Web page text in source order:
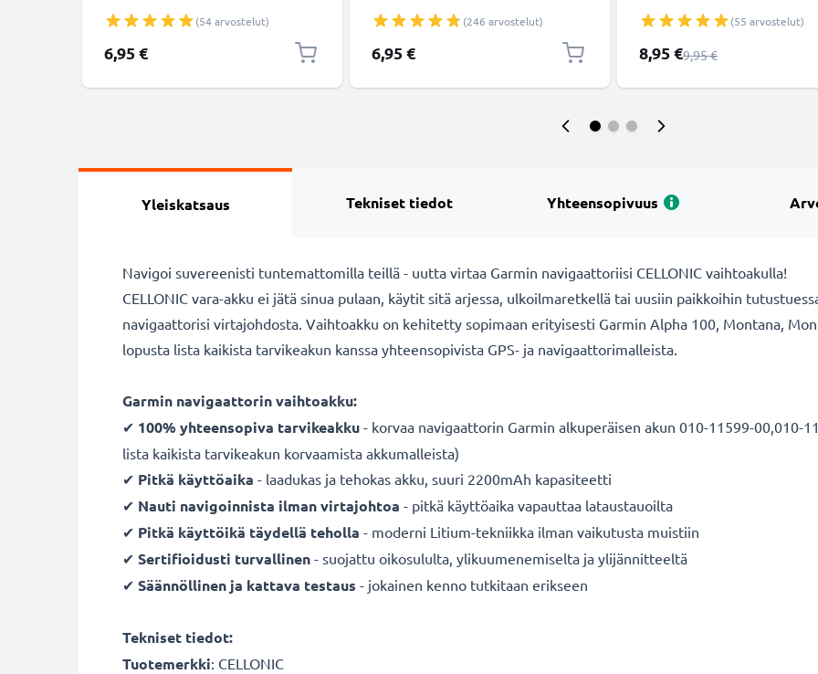
(54 arvostelut)
6,95 €
GPSMAP - 1A, 1m latausjohto. Musta
PVC kaapeli
(246 arvostelut)
6,95 €
5W, 1A, tupakansytytinlaturin
1.1m
(55 arvostelut)
Erikoishinta
8,95 €Normaali hinta
9,95 €
Yleiskatsaus Tekniset tiedot Yhteensopivuus
Navigoi suvereenisti tuntemattomilla teillä - uutta virtaa Garmin navigaattoriisi CELLONIC vaihtoakulla!
CELLONIC vara-akku ei jätä sinua pulaan, käytit sitä arjessa, ulkoilmaretkellä tai uusiin paikkoihin
navigaattorisi virtajohdosta. Vaihtoakku on kehitetty sopimaan erityisesti Garmin Alpha 100, Montana,
lopusta lista kaikista tarvikeakun kanssa yhteensopivista GPS- ja navigaattorimalleista.
Garmin navigaattorin vaihtoakku:
✔ 100% yhteensopiva tarvikeakku - korvaa navigaattorin Garmin alkuperäisen akun 010-11599-00,010-
lista kaikista tarvikeakun korvaamista akkumalleista)
✔ Pitkä käyttöaika - laadukas ja tehokas akku, suuri 2200mAh kapasiteetti
✔ Nauti navigoinnista ilman virtajohtoa - pitkä käyttöaika vapauttaa lataustauoilta
✔ Pitkä käyttöikä täydellä teholla - moderni Litium-tekniikka ilman vaikutusta muistiin
✔ Sertifioidusti turvallinen - suojattu oikosululta, ylikuumenemiselta ja ylijännitteeltä
✔ Säännöllinen ja kattava testaus - jokainen kenno tutkitaan erikseen
Tekniset tiedot:
Tuotemerkki: CELLONIC